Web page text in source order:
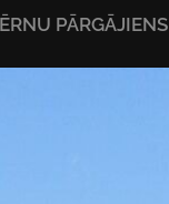
PĀRGĀJIENS